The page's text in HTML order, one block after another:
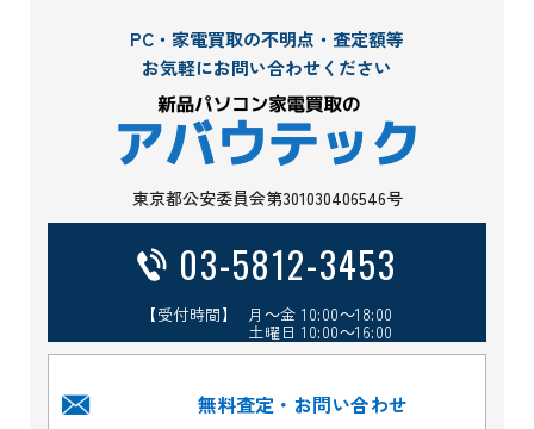
PC・家電買取の不明点・査定額等
お気軽にお問い合わせください
東京都公安委員会第301030406546号
03-5812-3453
【受付時間】 月～金 10:00～18:00
土曜日 10:00～16:00
無料査定・お問い合わせ